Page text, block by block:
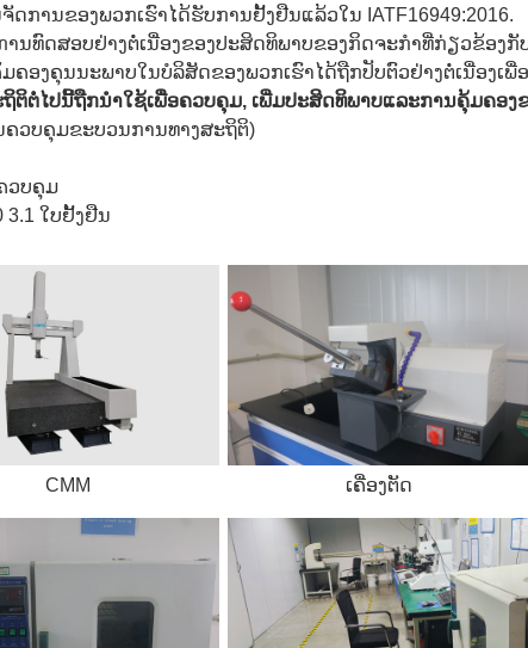
ດການຂອງພວກເຮົາໄດ້ຮັບການຢັ້ງຢືນແລ້ວໃນ IATF16949:2016.
ານທົດສອບຢ່າງຕໍ່ເນື່ອງຂອງປະສິດທິພາບຂອງກິດຈະກໍາທີ່ກ່ຽວຂ້ອງ
ຄອງຄຸນນະພາບໃນບໍລິສັດຂອງພວກເຮົາໄດ້ຖືກປັບຕົວຢ່າງຕໍ່ເນື່ອງເ
ຕິຕໍ່ໄປນີ້ຖືກນໍາໃຊ້ເພື່ອຄວບຄຸມ, ເພີ່ມປະສິດທິພາບແລະການຄຸ້ມຄອງ
ຄວບຄຸມຂະບວນການທາງສະຖິຕິ)
ວບຄຸມ
3.1 ໃບຢັ້ງຢືນ
CMM ເຄື່ອງຕັດ